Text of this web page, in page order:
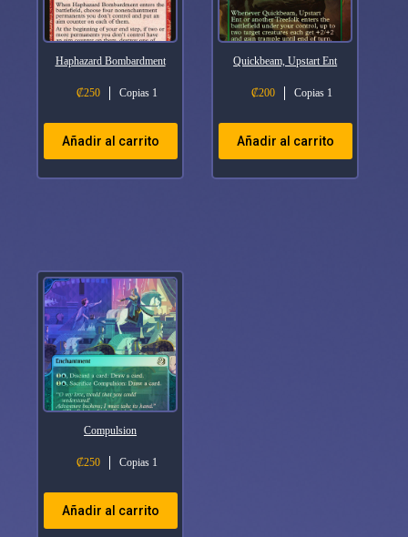
Haphazard Bombardment
₡250 Copias 1
Añadir al carrito
Quickbeam, Upstart Ent
₡200 Copias 1
Añadir al carrito
Compulsion
₡250 Copias 1
Añadir al carrito